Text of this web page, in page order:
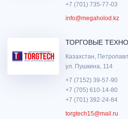
+7 (701) 735-77-03
info@megaholod.kz
ТОРГОВЫЕ
Казахстан,
ул. Пушкина, 114
+7 (7152) 39-57-90
+7 (705) 610-14-80
+7 (701) 392-24-84
torgtech15@mail.ru